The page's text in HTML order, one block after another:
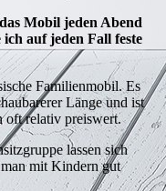
Mobil jeden Abend
auf jeden Fall feste
Familienmobil. Es
Länge und ist
oft relativ preiswert.
lassen sich
mit Kindern gut